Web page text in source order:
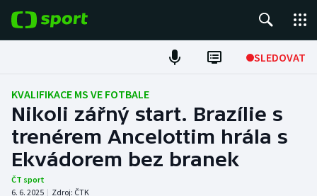
SLEDOVAT
Fotbal
Hokej
Tenis
Atletika
KVALIFIKACE MS VE FOTBALE
Nikoli zářný start. Brazílie s
trenérem Ancelottim hrála s
Ekvádorem bez branek
ČT sport
6. 6. 2025 | Zdroj: ČTK